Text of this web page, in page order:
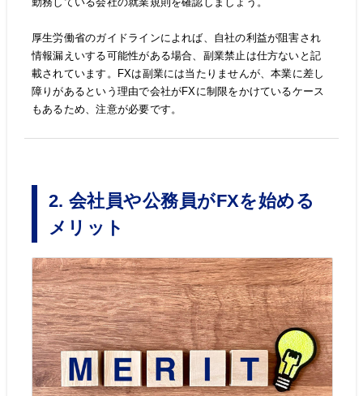
厚生労働省のガイドラインによれば、自社の利益が阻害され
情報漏えいする可能性がある場合、副業禁止は仕方ないと記
載されています。FXは副業には当たりませんが、本業に差し
障りがあるという理由で会社がFXに制限をかけているケース
もあるため、注意が必要です。
2. 会社員や公務員がFXを始める
メリット